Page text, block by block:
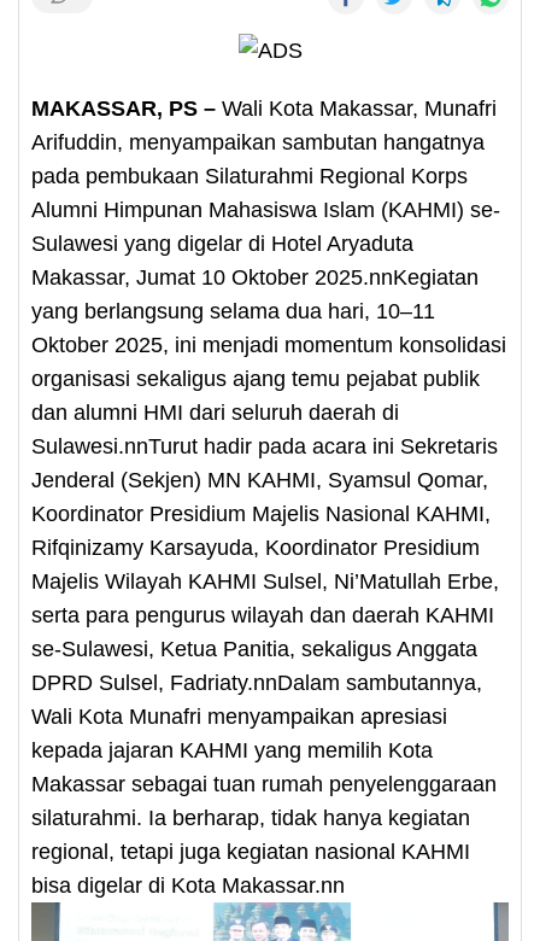
MAKASSAR, PS – Wali Kota Makassar, Munafri
Arifuddin, menyampaikan sambutan hangatnya
pada pembukaan Silaturahmi Regional Korps
Alumni Himpunan Mahasiswa Islam (KAHMI) se-
Sulawesi yang digelar di Hotel Aryaduta
Makassar, Jumat 10 Oktober 2025.nnKegiatan
yang berlangsung selama dua hari, 10–11
Oktober 2025, ini menjadi momentum konsolidasi
organisasi sekaligus ajang temu pejabat publik
dan alumni HMI dari seluruh daerah di
Sulawesi.nnTurut hadir pada acara ini Sekretaris
Jenderal (Sekjen) MN KAHMI, Syamsul Qomar,
Koordinator Presidium Majelis Nasional KAHMI,
Rifqinizamy Karsayuda, Koordinator Presidium
Majelis Wilayah KAHMI Sulsel, Ni’Matullah Erbe,
serta para pengurus wilayah dan daerah KAHMI
se-Sulawesi, Ketua Panitia, sekaligus Anggata
DPRD Sulsel, Fadriaty.nnDalam sambutannya,
Wali Kota Munafri menyampaikan apresiasi
kepada jajaran KAHMI yang memilih Kota
Makassar sebagai tuan rumah penyelenggaraan
silaturahmi. Ia berharap, tidak hanya kegiatan
regional, tetapi juga kegiatan nasional KAHMI
bisa digelar di Kota Makassar.nn